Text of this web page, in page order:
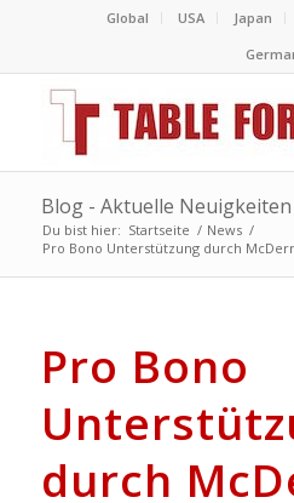
Global USA Japan
Blog - Aktuelle Neuigkeiten
Du bist hier: Startseite / News /
Pro Bono Unterstützung durch
Pro Bono
durch